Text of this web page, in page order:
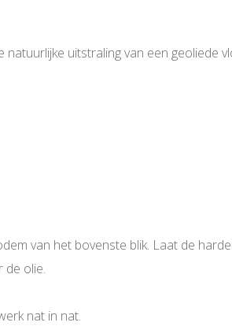
uitstraling van een geoliede
van het bovenste blik. Laat de
de olie.
nat in nat.